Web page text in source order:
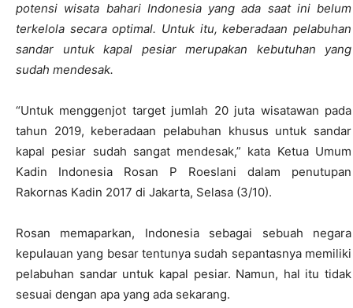
potensi wisata bahari Indonesia yang ada saat ini belum
terkelola secara optimal. Untuk itu, keberadaan pelabuhan
sandar untuk kapal pesiar merupakan kebutuhan yang
sudah mendesak.
“Untuk menggenjot target jumlah 20 juta wisatawan pada
tahun 2019, keberadaan pelabuhan khusus untuk sandar
kapal pesiar sudah sangat mendesak,” kata Ketua Umum
Kadin Indonesia Rosan P Roeslani dalam penutupan
Rakornas Kadin 2017 di Jakarta, Selasa (3/10).
Rosan memaparkan, Indonesia sebagai sebuah negara
kepulauan yang besar tentunya sudah sepantasnya memiliki
pelabuhan sandar untuk kapal pesiar. Namun, hal itu tidak
sesuai dengan apa yang ada sekarang.